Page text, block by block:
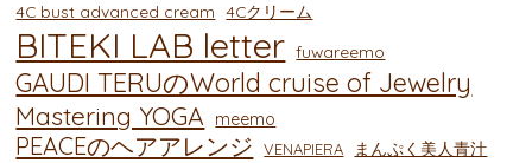
4C bust advanced cream 4Cクリーム
BITEKI LAB letter fuwareemo
GAUDI TERUのWorld cruise of Jewelry
Mastering YOGA meemo
PEACEのヘアアレンジ VENAPIERA まんぷく美人青汁